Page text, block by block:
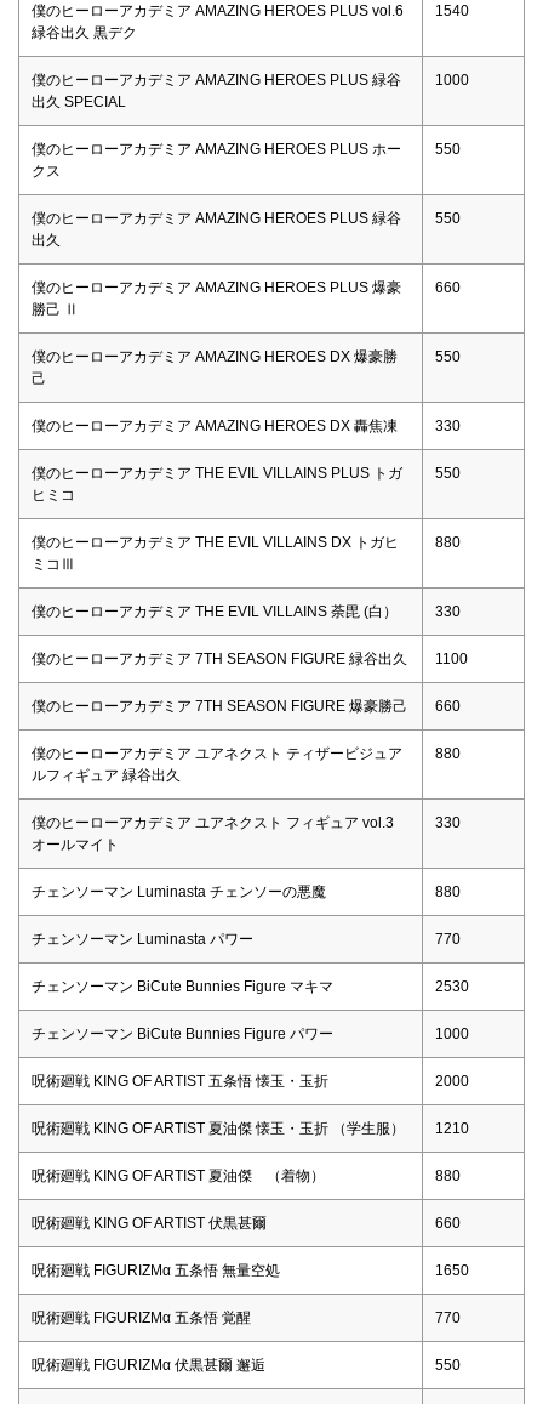
僕のヒーローアカデミア AMAZING HEROES PLUS vol.6
緑谷出久 黒デク
1540
僕のヒーローアカデミア AMAZING HEROES PLUS 緑谷
出久 SPECIAL
1000
僕のヒーローアカデミア AMAZING HEROES PLUS ホー
クス
550
僕のヒーローアカデミア AMAZING HEROES PLUS 緑谷
出久
550
僕のヒーローアカデミア AMAZING HEROES PLUS 爆豪
勝己 Ⅱ
660
僕のヒーローアカデミア AMAZING HEROES DX 爆豪勝
己
550
僕のヒーローアカデミア AMAZING HEROES DX 轟焦凍 330
僕のヒーローアカデミア THE EVIL VILLAINS PLUS トガ
ヒミコ
550
僕のヒーローアカデミア THE EVIL VILLAINS DX トガヒ
ミコⅢ
880
僕のヒーローアカデミア THE EVIL VILLAINS 荼毘 (白） 330
僕のヒーローアカデミア 7TH SEASON FIGURE 緑谷出久 1100
僕のヒーローアカデミア 7TH SEASON FIGURE 爆豪勝己 660
僕のヒーローアカデミア ユアネクスト ティザービジュア
ルフィギュア 緑谷出久
880
僕のヒーローアカデミア ユアネクスト フィギュア vol.3
オールマイト
330
チェンソーマン Luminasta チェンソーの悪魔 880
チェンソーマン Luminasta パワー 770
チェンソーマン BiCute Bunnies Figure マキマ 2530
チェンソーマン BiCute Bunnies Figure パワー 1000
呪術廻戦 KING OF ARTIST 五条悟 懐玉・玉折 2000
呪術廻戦 KING OF ARTIST 夏油傑 懐玉・玉折 （学生服） 1210
呪術廻戦 KING OF ARTIST 夏油傑 （着物） 880
呪術廻戦 KING OF ARTIST 伏黒甚爾 660
呪術廻戦 FIGURIZMα 五条悟 無量空処 1650
呪術廻戦 FIGURIZMα 五条悟 覚醒 770
呪術廻戦 FIGURIZMα 伏黒甚爾 邂逅 550